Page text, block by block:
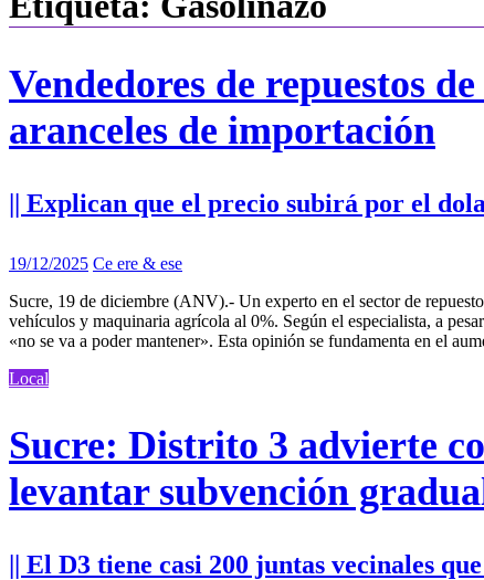
Vendedores de repuestos
aranceles de importación
|| Explican que el precio subirá por el
19/12/2025 Ce ere & ese
Sucre, 19 de diciembre (ANV).- Un experto en el sector de
vehículos y maquinaria agrícola al 0%. Según el especialista, a
«no se va a poder mantener». Esta opinión se fundamenta en el
Local
Sucre: Distrito 3 advierte
levantar subvención
|| El D3 tiene casi 200 juntas vecinales